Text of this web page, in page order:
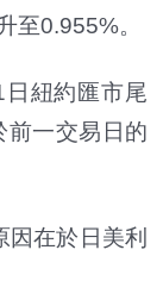
至0.955%。
紐約匯市尾
前一交易日的
在於日美利